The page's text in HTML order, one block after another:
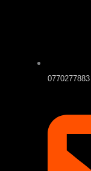
0770277883